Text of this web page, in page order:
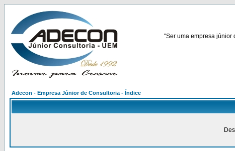
"Ser uma empresa júnior
Adecon - Empresa Júnior de Consultoria - Índice